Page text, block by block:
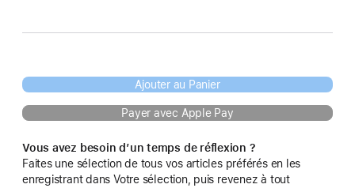
Ajouter au Panier
Payer avec Apple Pay
Vous avez besoin d’un temps de réflexion ?
Faites une sélection de tous vos articles préférés en les
enregistrant dans Votre sélection, puis revenez à tout